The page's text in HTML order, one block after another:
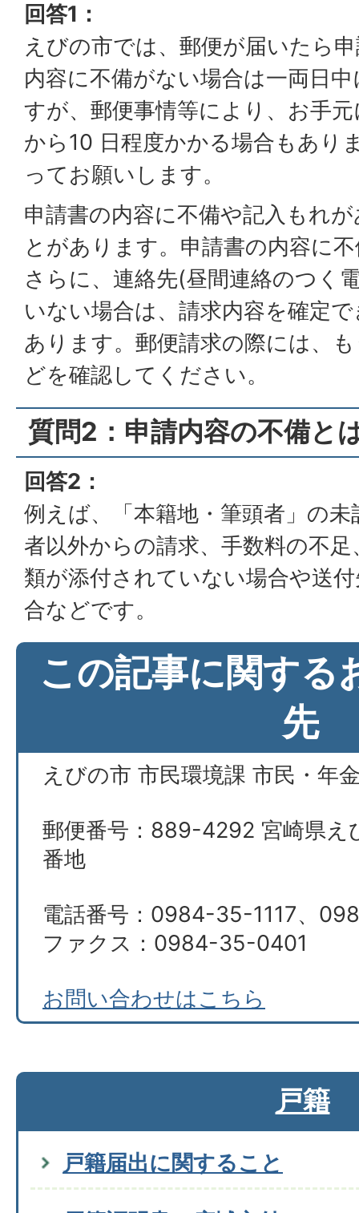
回答1：
えびの市では、郵便が届いたら
内容に不備がない場合は一両日
すが、郵便事情等により、お手
から10 日程度かかる場合もあり
ってお願いします。
申請書の内容に不備や記入もれ
とがあります。申請書の内容に
さらに、連絡先(昼間連絡のつく
いない場合は、請求内容を確定
あります。郵便請求の際には、
どを確認してください。
質問2：申請内容の不備と
回答2：
例えば、「本籍地・筆頭者」の
者以外からの請求、手数料の不
類が添付されていない場合や送
合などです。
この記事に関する
先
えびの市 市民環境課 市民・年
郵便番号：889-4292 宮崎県え
番地
電話番号：0984-35-1117、
ファクス：0984-35-0401
お問い合わせはこちら
戸籍
戸籍届出に関すること